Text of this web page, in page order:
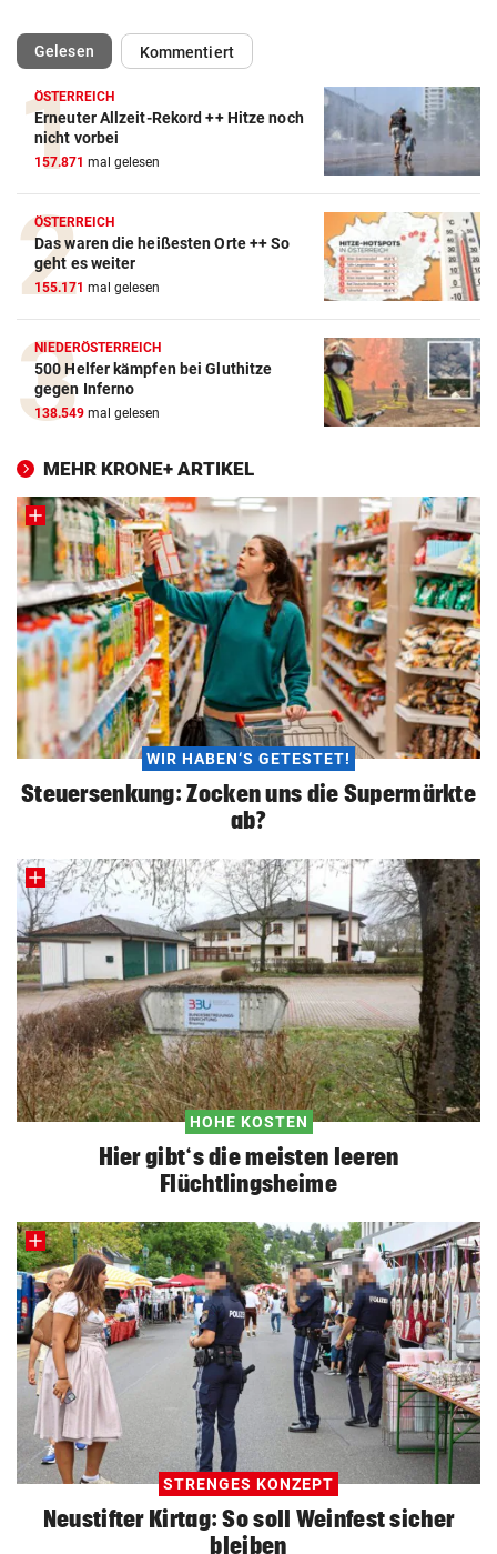
Gelesen(ausgewählt)Kommentiert
ÖSTERREICH
Erneuter Allzeit-Rekord ++ Hitze noch
nicht vorbei
157.871 mal gelesen
ÖSTERREICH
Das waren die heißesten Orte ++ So
geht es weiter
155.171 mal gelesen
NIEDERÖSTERREICH
500 Helfer kämpfen bei Gluthitze
gegen Inferno
138.549 mal gelesen
MEHR KRONE+ ARTIKEL
WIR HABEN‘S GETESTET!
Steuersenkung: Zocken uns die Supermärkte
ab?
HOHE KOSTEN
Hier gibt‘s die meisten leeren
Flüchtlingsheime
STRENGES KONZEPT
Neustifter Kirtag: So soll Weinfest sicher
bleiben